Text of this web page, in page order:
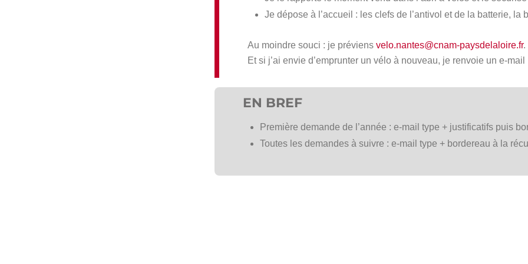
Je dépose à l’accueil : les clefs de l’antivol et de la batterie,
Au moindre souci : je préviensvelo.nantes@cnam-paysdelaloire.fr.
Et si j’ai envie d’emprunter un vélo à nouveau, je renvoie un e-mail
EN BREF
Première demande de l’année : e-mail type + justificatifs puis
Toutes les demandes à suivre : e-mail type + bordereau à la